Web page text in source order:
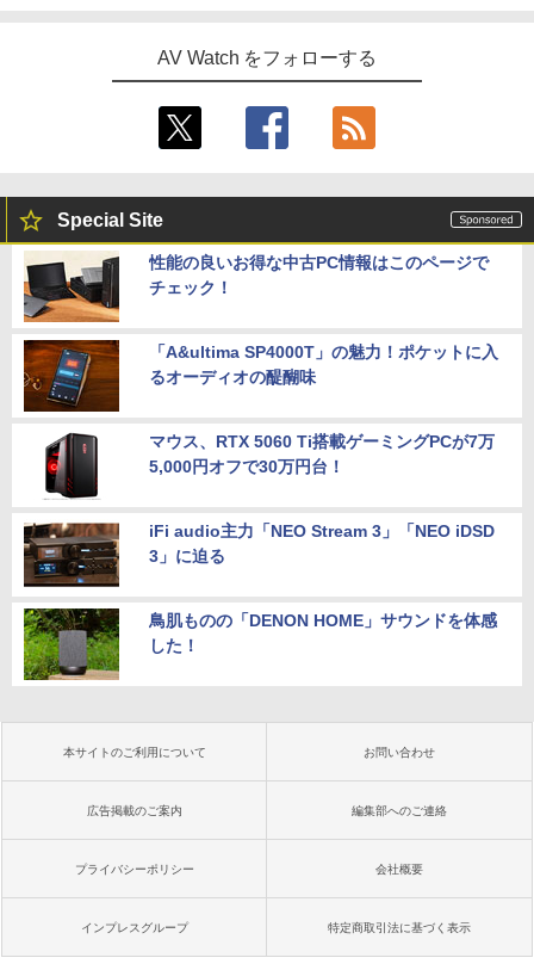
AV Watch をフォローする
Special Site
性能の良いお得な中古PC情報はこのページで
チェック！
「A&ultima SP4000T」の魅力！ポケットに入
るオーディオの醍醐味
マウス、RTX 5060 Ti搭載ゲーミングPCが7万
5,000円オフで30万円台！
iFi audio主力「NEO Stream 3」「NEO iDSD
3」に迫る
鳥肌ものの「DENON HOME」サウンドを体感
した！
本サイトのご利用について お問い合わせ
広告掲載のご案内 編集部へのご連絡
プライバシーポリシー 会社概要
インプレスグループ 特定商取引法に基づく表示